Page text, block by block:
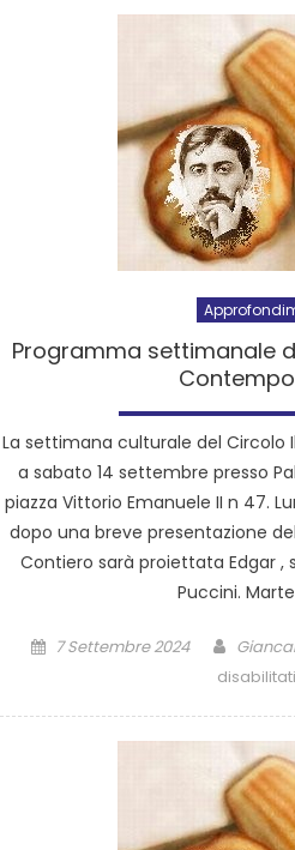
Programma settimanale
La settimana culturale del
a sabato 14 settembre presso
piazza Vittorio Emanuele II n 47.
dopo una breve presentazione
Contiero sarà proiettata Edgar ,
Puccini.
7 Settembre 2024
disabilitati